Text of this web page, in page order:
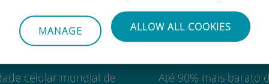
MANAGE ALLOW ALL COOKIES
celular mundial de
Até 90% mais barato